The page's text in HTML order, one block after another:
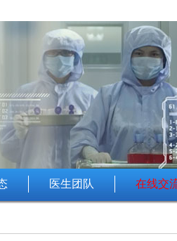
医生团队 在线交